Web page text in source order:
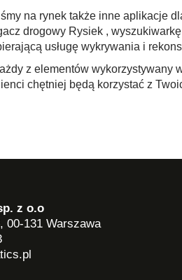
na rynek także inne aplikacje
drogowy Rysiek ,
usługę wykrywania i
z elementów
chętniej będą korzystać z
z o.o
00-131 Warszawa